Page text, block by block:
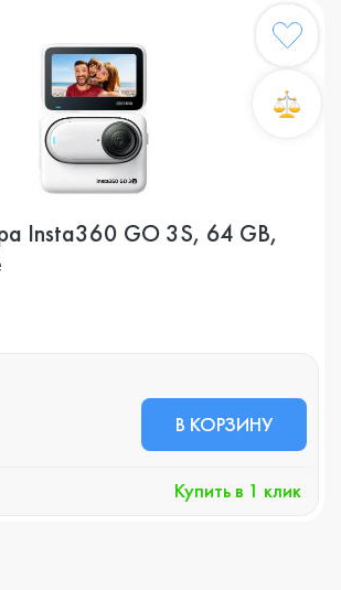
Insta360 GO 3S, 64 GB,
В КОРЗИНУ
Купить в 1 клик